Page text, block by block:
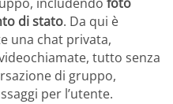
di stato. Da qui è
una chat privata,
tutto senza
di gruppo,
per l’utente.